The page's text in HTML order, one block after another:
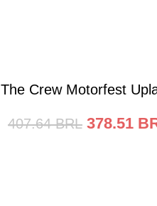
The Crew Motorfest
407.64 BRL 378.51